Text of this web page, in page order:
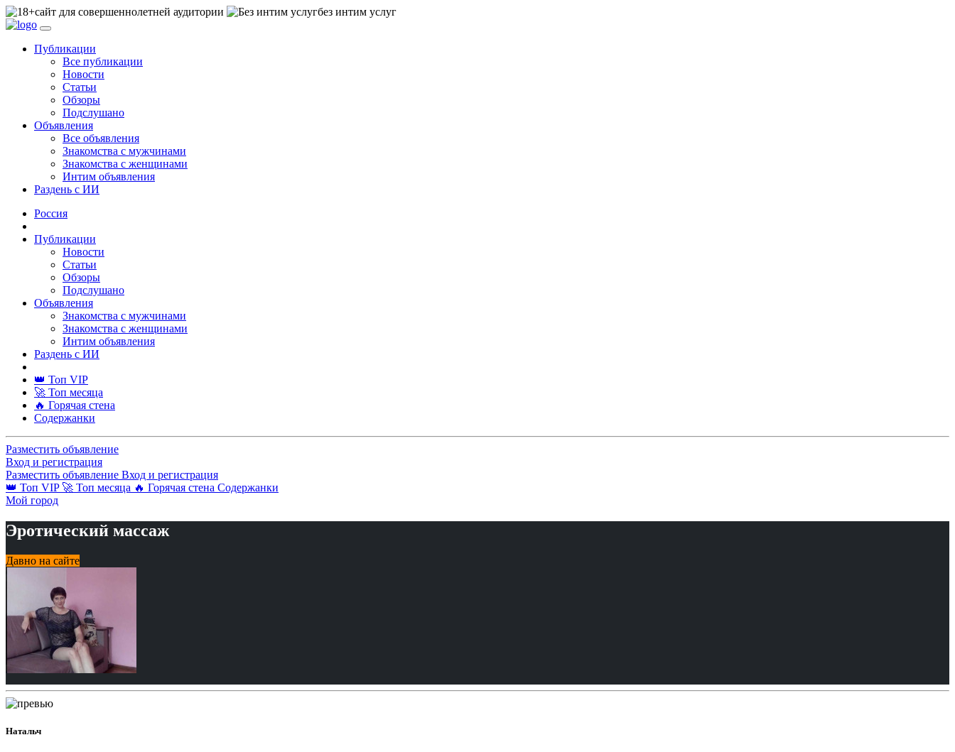
сайт для совершеннолетней аудитории без интим услуг
Публикации
Все публикации
Новости
Статьи
Обзоры
Подслушано
Объявления
Все объявления
Знакомства с мужчинами
Знакомства с женщинами
Интим объявления
Раздень с ИИ
Россия
Публикации
Новости
Статьи
Обзоры
Подслушано
Объявления
Знакомства с мужчинами
Знакомства с женщинами
Интим объявления
Раздень с ИИ
👑 Топ VIP
🚀 Топ месяца
🔥 Горячая стена
Содержанки
Разместить объявление
Вход и регистрация
Разместить объявление Вход и регистрация
👑 Топ VIP 🚀 Топ месяца 🔥 Горячая стена Содержанки
Мой город
Эротический массаж
Давно на сайте
Натальч